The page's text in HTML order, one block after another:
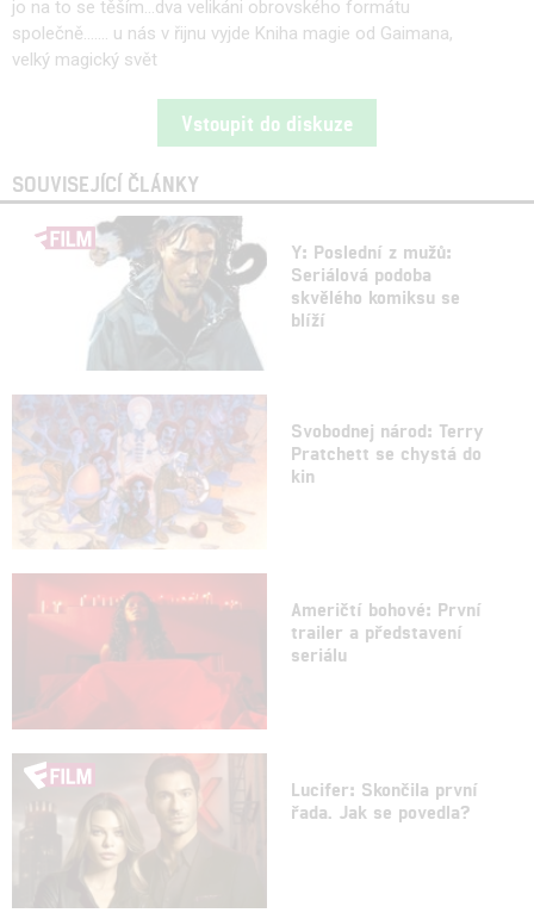
jo na to se těším...dva velikáni obrovského formátu
společně....... u nás v řijnu vyjde Kniha magie od Gaimana,
velký magický svět
Vstoupit do diskuze
SOUVISEJÍCÍ ČLÁNKY
Y: Poslední z mužů:
Seriálová podoba
skvělého komiksu se
blíží
Svobodnej národ: Terry
Pratchett se chystá do
kin
Američtí bohové: První
trailer a představení
seriálu
Lucifer: Skončila první
řada. Jak se povedla?